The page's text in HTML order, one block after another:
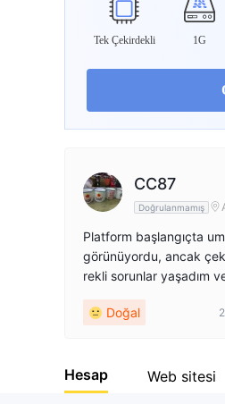
Tek Çekirdekli 1G
CC87
Doğrulanmamış
Platform başlangıçta
görünüyordu, ancak
rekli sorunlar yaşadım
sorunsuz bir deneyim
Doğal
Hesap Web sitesi